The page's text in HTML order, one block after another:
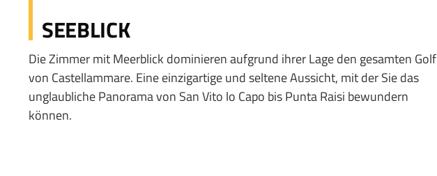
SEEBLICK
Die Zimmer mit Meerblick dominieren aufgrund ihrer Lage den gesamten Golf
von Castellammare. Eine einzigartige und seltene Aussicht, mit der Sie das
unglaubliche Panorama von San Vito lo Capo bis Punta Raisi bewundern
können.